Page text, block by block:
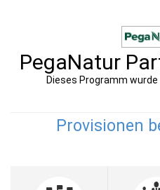
PegaNatur
Dieses Programm
Provisionen